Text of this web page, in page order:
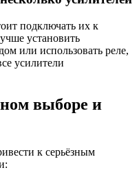
подключать их к
установить
или использовать реле,
усилители
выборе и
к серьёзным